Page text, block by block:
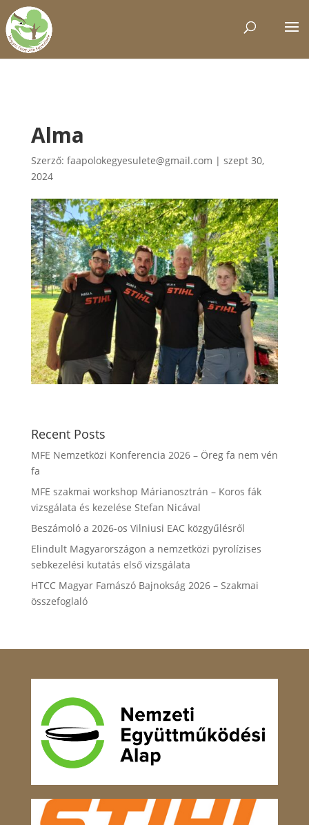
Alma
Szerző: faapolokegyesulete@gmail.com | szept 30,
2024
Recent Posts
MFE Nemzetközi Konferencia 2026 – Öreg fa nem vén
fa
MFE szakmai workshop Márianosztrán – Koros fák
vizsgálata és kezelése Stefan Nicával
Beszámoló a 2026-os Vilniusi EAC közgyűlésről
Elindult Magyarországon a nemzetközi pyrolízises
sebkezelési kutatás első vizsgálata
HTCC Magyar Famászó Bajnokság 2026 – Szakmai
összefoglaló